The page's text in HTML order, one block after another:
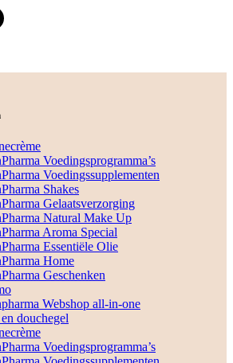
Voedingsprogramma’s
Voedingssupplementen
Shakes
Gelaatsverzorging
Natural Make Up
Aroma Special
Essentiële Olie
Home
Geschenken
Webshop all-in-one
douchegel
Voedingsprogramma’s